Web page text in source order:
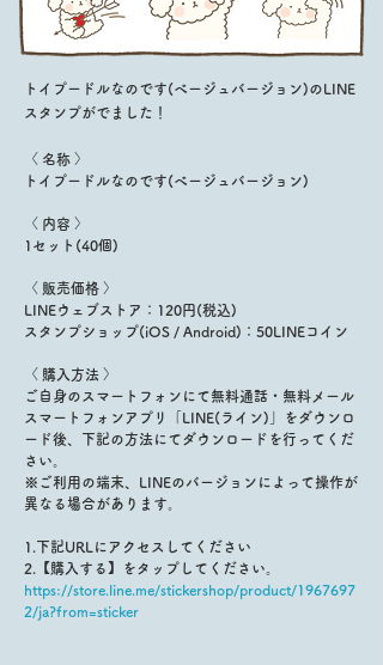
トイプードルなのです(ベージュバージョン)のLINE
スタンプがでました！
〈 名称 〉
トイプードルなのです(ベージュバージョン)
〈 内容 〉
1セット(40個)
〈 販売価格 〉
LINEウェブストア：120円(税込)
スタンプショップ(iOS / Android)：50LINEコイン
〈 購入方法 〉
ご自身のスマートフォンにて無料通話・無料メール
スマートフォンアプリ「LINE(ライン)」をダウンロ
ード後、下記の方法にてダウンロードを行ってくだ
さい。
※ご利用の端末、LINEのバージョンによって操作が
異なる場合があります。
1.下記URLにアクセスしてください
2.【購入する】をタップしてください。
https://store.line.me/stickershop/product/1967697
2/ja?from=sticker